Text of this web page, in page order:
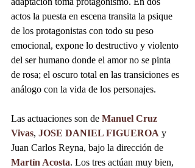
actos la puesta en escena transita la psique
de los protagonistas con todo su peso
emocional, expone lo destructivo y violento
del ser humano donde el amor no se pinta
de rosa; el oscuro total en las transiciones es
análogo con la vida de los personajes.
Las actuaciones son de Manuel Cruz
Vivas, JOSE DANIEL FIGUEROA y
Juan Carlos Reyna, bajo la dirección de
Martín Acosta. Los tres actúan muy bien,